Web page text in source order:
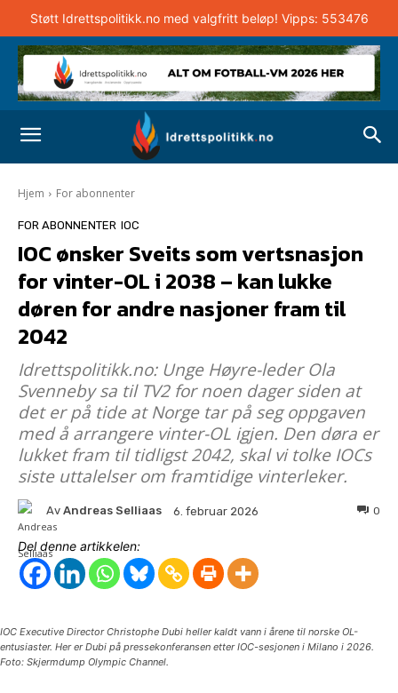
Støtt Idrettspolitikk.no med valgfritt beløp! Vipps: 553476
Hjem For abonnenter
FOR ABONNENTER IOC
IOC ønsker Sveits som vertsnasjon
for vinter-OL i 2038 – kan lukke
døren for andre nasjoner fram til
2042
Idrettspolitikk.no: Unge Høyre-leder Ola
Svenneby sa til TV2 for noen dager siden at
det er på tide at Norge tar på seg oppgaven
med å arrangere vinter-OL igjen. Den døra er
lukket fram til tidligst 2042, skal vi tolke IOCs
siste uttalelser om framtidige vinterleker.
Av Andreas Selliaas 6. februar 2026 0
Del denne artikkelen:
IOC Executive Director Christophe Dubi heller kaldt vann i årene til norske OL-
entusiaster. Her er Dubi på pressekonferansen etter IOC-sesjonen i Milano i 2026.
Foto: Skjermdump Olympic Channel.